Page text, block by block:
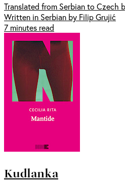
Translated from Serbian to Czech
Written in Serbian by Filip Grujić
7 minutes read
Kudlanka